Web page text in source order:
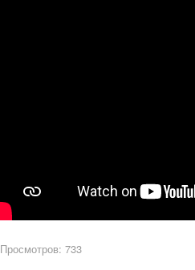
Просмотров: 733